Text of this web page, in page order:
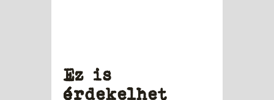
Ez is
érdekelhet